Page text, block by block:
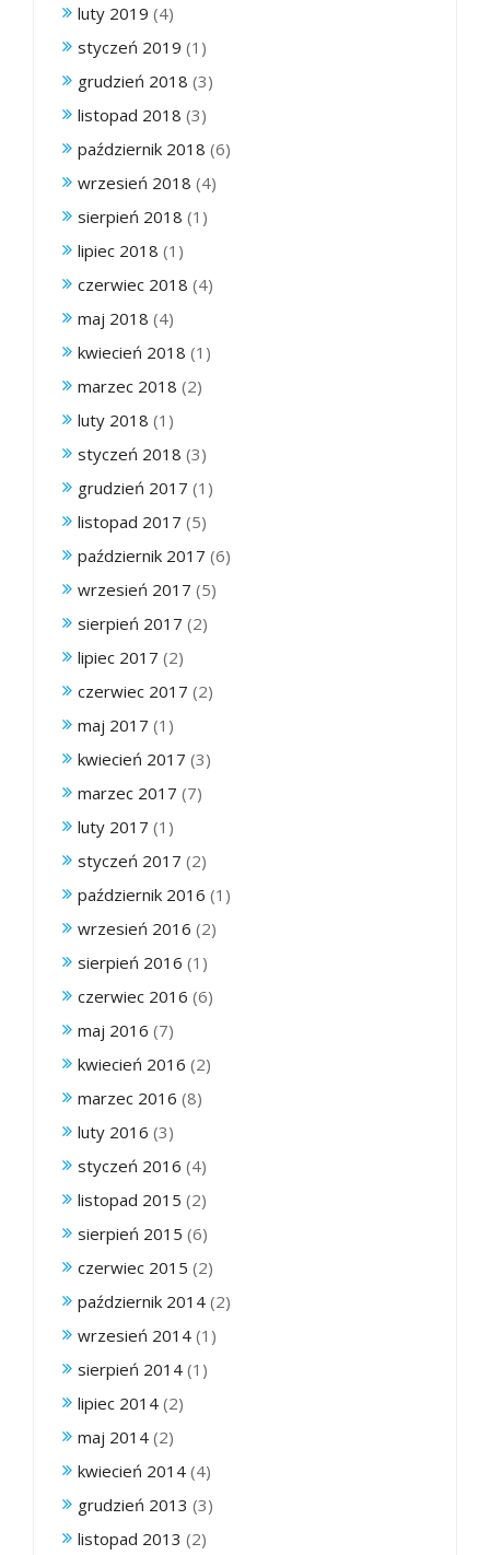
luty 2019 (4)
styczeń 2019 (1)
grudzień 2018 (3)
listopad 2018 (3)
październik 2018 (6)
wrzesień 2018 (4)
sierpień 2018 (1)
lipiec 2018 (1)
czerwiec 2018 (4)
maj 2018 (4)
kwiecień 2018 (1)
marzec 2018 (2)
luty 2018 (1)
styczeń 2018 (3)
grudzień 2017 (1)
listopad 2017 (5)
październik 2017 (6)
wrzesień 2017 (5)
sierpień 2017 (2)
lipiec 2017 (2)
czerwiec 2017 (2)
maj 2017 (1)
kwiecień 2017 (3)
marzec 2017 (7)
luty 2017 (1)
styczeń 2017 (2)
październik 2016 (1)
wrzesień 2016 (2)
sierpień 2016 (1)
czerwiec 2016 (6)
maj 2016 (7)
kwiecień 2016 (2)
marzec 2016 (8)
luty 2016 (3)
styczeń 2016 (4)
listopad 2015 (2)
sierpień 2015 (6)
czerwiec 2015 (2)
październik 2014 (2)
wrzesień 2014 (1)
sierpień 2014 (1)
lipiec 2014 (2)
maj 2014 (2)
kwiecień 2014 (4)
grudzień 2013 (3)
listopad 2013 (2)